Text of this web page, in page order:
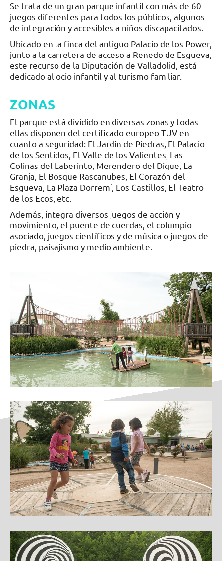
Se trata de un gran parque infantil con más de 60
juegos diferentes para todos los públicos, algunos
de integración y accesibles a niños discapacitados.
Ubicado en la finca del antiguo Palacio de los Power,
junto a la carretera de acceso a Renedo de Esgueva,
este recurso de la Diputación de Valladolid, está
dedicado al ocio infantil y al turismo familiar.
ZONAS
El parque está dividido en diversas zonas y todas
ellas disponen del certificado europeo TUV en
cuanto a seguridad: El Jardín de Piedras, El Palacio
de los Sentidos, El Valle de los Valientes, Las
Colinas del Laberinto, Merendero del Dique, La
Granja, El Bosque Rascanubes, El Corazón del
Esgueva, La Plaza Dorremí, Los Castillos, El Teatro
de los Ecos, etc.
Además, integra diversos juegos de acción y
movimiento, el puente de cuerdas, el columpio
asociado, juegos científicos y de música o juegos de
piedra, paisajismo y medio ambiente.